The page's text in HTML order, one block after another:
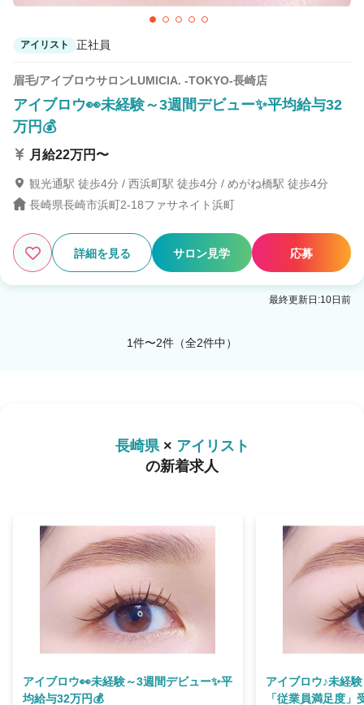
アイリスト 正社員
眉毛/アイブロウサロンLUMICIA. -TOKYO-長崎店
アイブロウ👀未経験～3週間デビュー✨平均給与32
万円💰
月給22万円〜
観光通駅 徒歩4分 / 西浜町駅 徒歩4分 / めがね橋駅 徒歩4分
長崎県長崎市浜町2-18ファサネイト浜町
詳細を見る サロン見学 応募
最終更新日:10日前
1件〜2件（全2件中）
長崎県× アイリスト
の新着求人
アイブロウ👀未経験～3週間デビュー✨平
均給与32万円💰
アイブロウ♪未経
「従業員満足度」